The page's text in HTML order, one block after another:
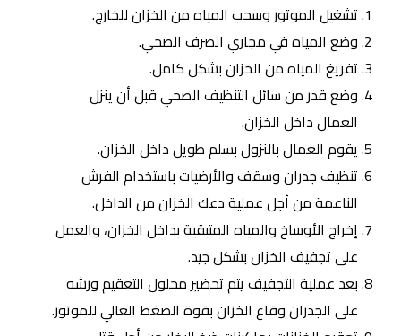
تشغيل الموتور وسحب المياه من الخزان للخارج.
وضع المياه في مجاري الصرف الصحي.
تفريغ المياه من الخزان بشكل كامل.
وضع قدر من سائل التنظيف الصحي قبل أن ينزل
العمال داخل الخزان.
يقوم العمال بالنزول بسلم طويل داخل الخزان.
تنظيف جدران وسقف والأرضيات باستخدام الفرش
الناعمة من أجل عملية دعك الخزان من الداخل.
إخراج الأوساخ والمياه المتبقية بداخل الخزان، والعمل
على تجفيف الخزان بشكل جيد.
بعد عملية التجفيف يتم تحضير محلول التعقيم ورشه
على الجدران وقاع الخزان بقوة الضغط العالي للموتور.